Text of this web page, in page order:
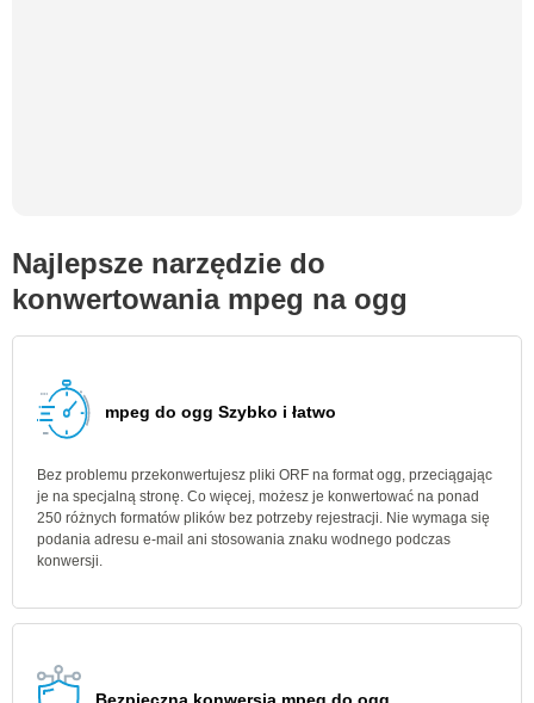
Najlepsze narzędzie do
konwertowania mpeg na ogg
mpeg do ogg Szybko i łatwo
Bez problemu przekonwertujesz pliki ORF na format ogg, przeciągając
je na specjalną stronę. Co więcej, możesz je konwertować na ponad
250 różnych formatów plików bez potrzeby rejestracji. Nie wymaga się
podania adresu e-mail ani stosowania znaku wodnego podczas
konwersji.